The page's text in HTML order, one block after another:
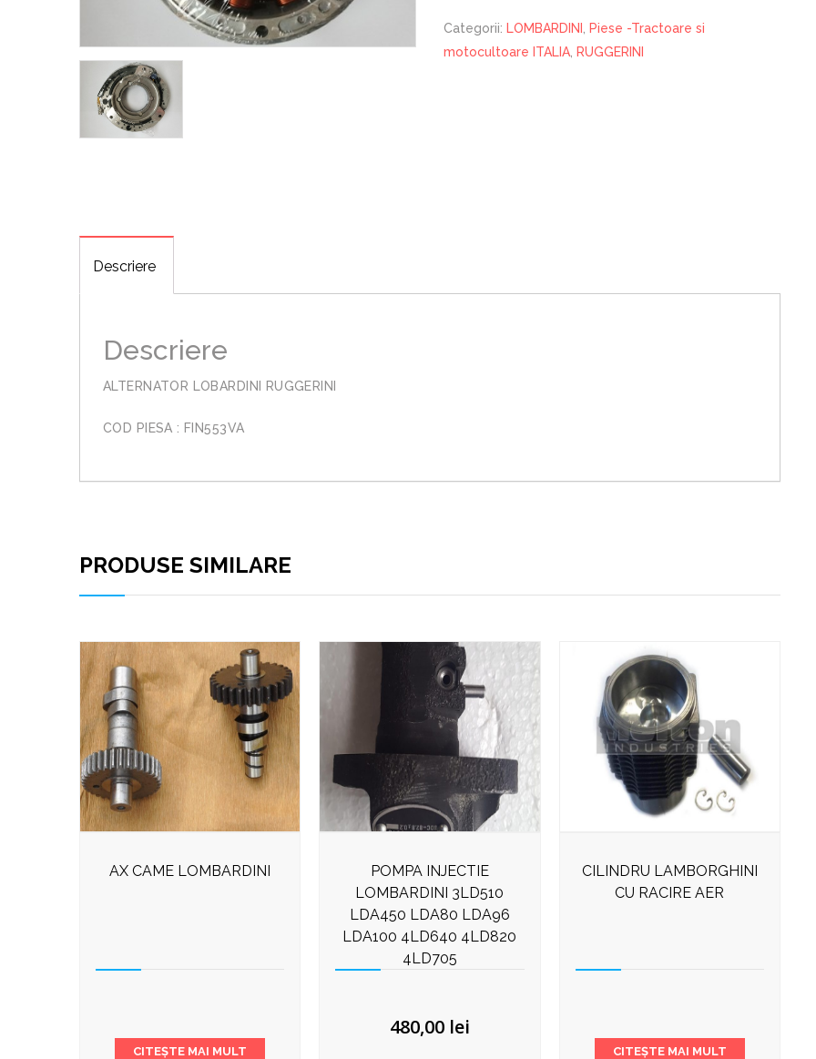
Categorii: LOMBARDINI
Piese -Tractoare si
motocultoare ITALIA RUGGERINI
Descriere
Descriere
ALTERNATOR LOBARDINI RUGGERINI
COD PIESA : FIN553VA
PRODUSE SIMILARE
AX CAME LOMBARDINI
CITEȘTE MAI MULT
POMPA INJECTIE
LOMBARDINI 3LD510
LDA450 LDA80 LDA96
LDA100 4LD640 4LD820
4LD705
480,00 lei
CILINDRU LAMBORGHINI
CU RACIRE AER
CITEȘTE MAI MULT